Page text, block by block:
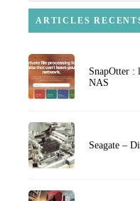
ARTICLES
SnapOtter :
NAS
Seagate –